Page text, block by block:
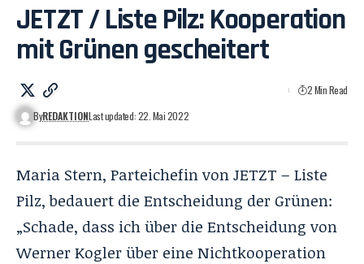
JETZT / Liste Pilz: Kooperation
mit Grünen gescheitert
ByREDAKTIONLast updated: 22. Mai 2022
2 Min Read
Maria Stern, Parteichefin von JETZT – Liste
Pilz, bedauert die Entscheidung der Grünen:
„Schade, dass ich über die Entscheidung von
Werner Kogler über eine Nichtkooperation